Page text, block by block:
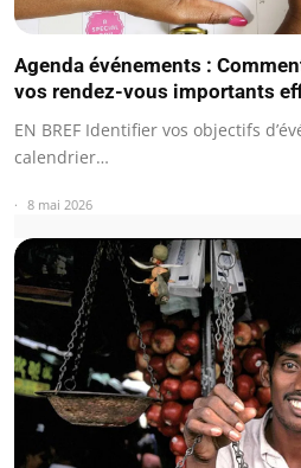
Agenda événements :
vos rendez-vous importants
EN BREF Identifier vos objectifs
calendrier…
8 mai 2026